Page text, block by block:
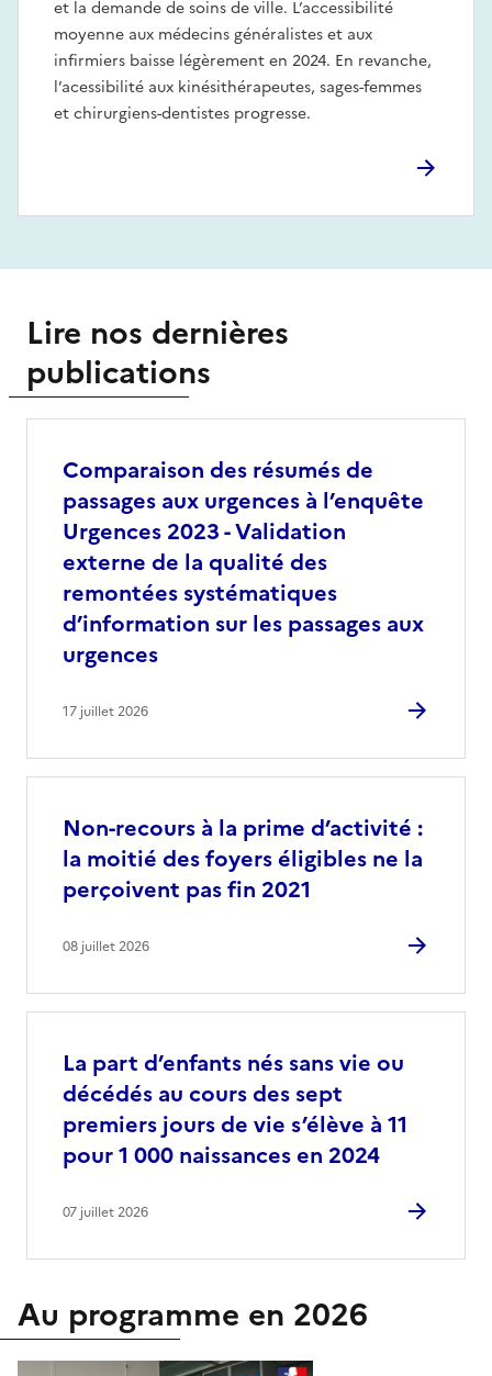
et la demande de soins de ville. L’accessibilité
moyenne aux médecins généralistes et aux
infirmiers baisse légèrement en 2024. En revanche,
l’acessibilité aux kinésithérapeutes, sages-femmes
et chirurgiens-dentistes progresse.
Lire nos dernières
publications
Comparaison des résumés de
passages aux urgences à l’enquête
Urgences 2023 - Validation
externe de la qualité des
remontées systématiques
d’information sur les passages aux
urgences
17 juillet 2026
Non-recours à la prime d’activité :
la moitié des foyers éligibles ne la
perçoivent pas fin 2021
08 juillet 2026
La part d’enfants nés sans vie ou
décédés au cours des sept
premiers jours de vie s’élève à 11
pour 1 000 naissances en 2024
07 juillet 2026
Au programme en 2026